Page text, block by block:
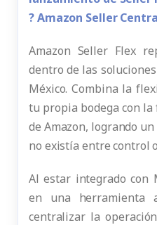
?Amazon Seller
Amazon Seller Flex
dentro de las
México. Combina la
tu propia bodega con
de Amazon, logrando
no existía entre control
Al estar integrado con
en una herramienta
centralizar la